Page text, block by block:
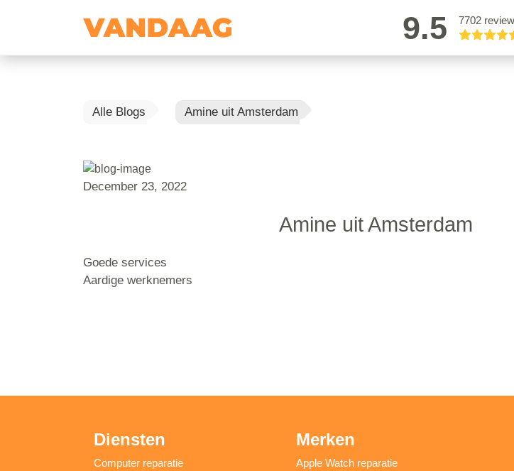
9.5 7702
Alle Blogs Amine uit Amsterdam
December 23, 2022
Amine uit Amsterdam
Goede services
Aardige werknemers
Diensten
Computer reparatie
Merken
Apple Watch reparatie